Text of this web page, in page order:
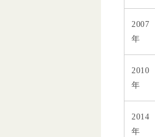
2007
年
2010
年
2014
年